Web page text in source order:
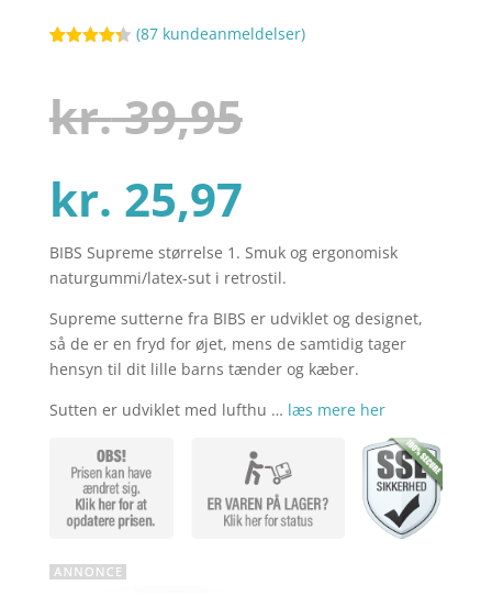
baseret
på
kundebedø
(87 kundeanmeldelser)
kr.39,95
pris
var:
kr. 39,95.
kr. 25,97Den
aktuelle
pris
er:
kr. 25,97.
BIBS Supreme størrelse 1. Smuk og ergonomisk
naturgummi/latex-sut i retrostil.
Supreme sutterne fra BIBS er udviklet og designet,
så de er en fryd for øjet, mens de samtidig tager
hensyn til dit lille barns tænder og kæber.
Sutten er udviklet med lufthu … læs mere her